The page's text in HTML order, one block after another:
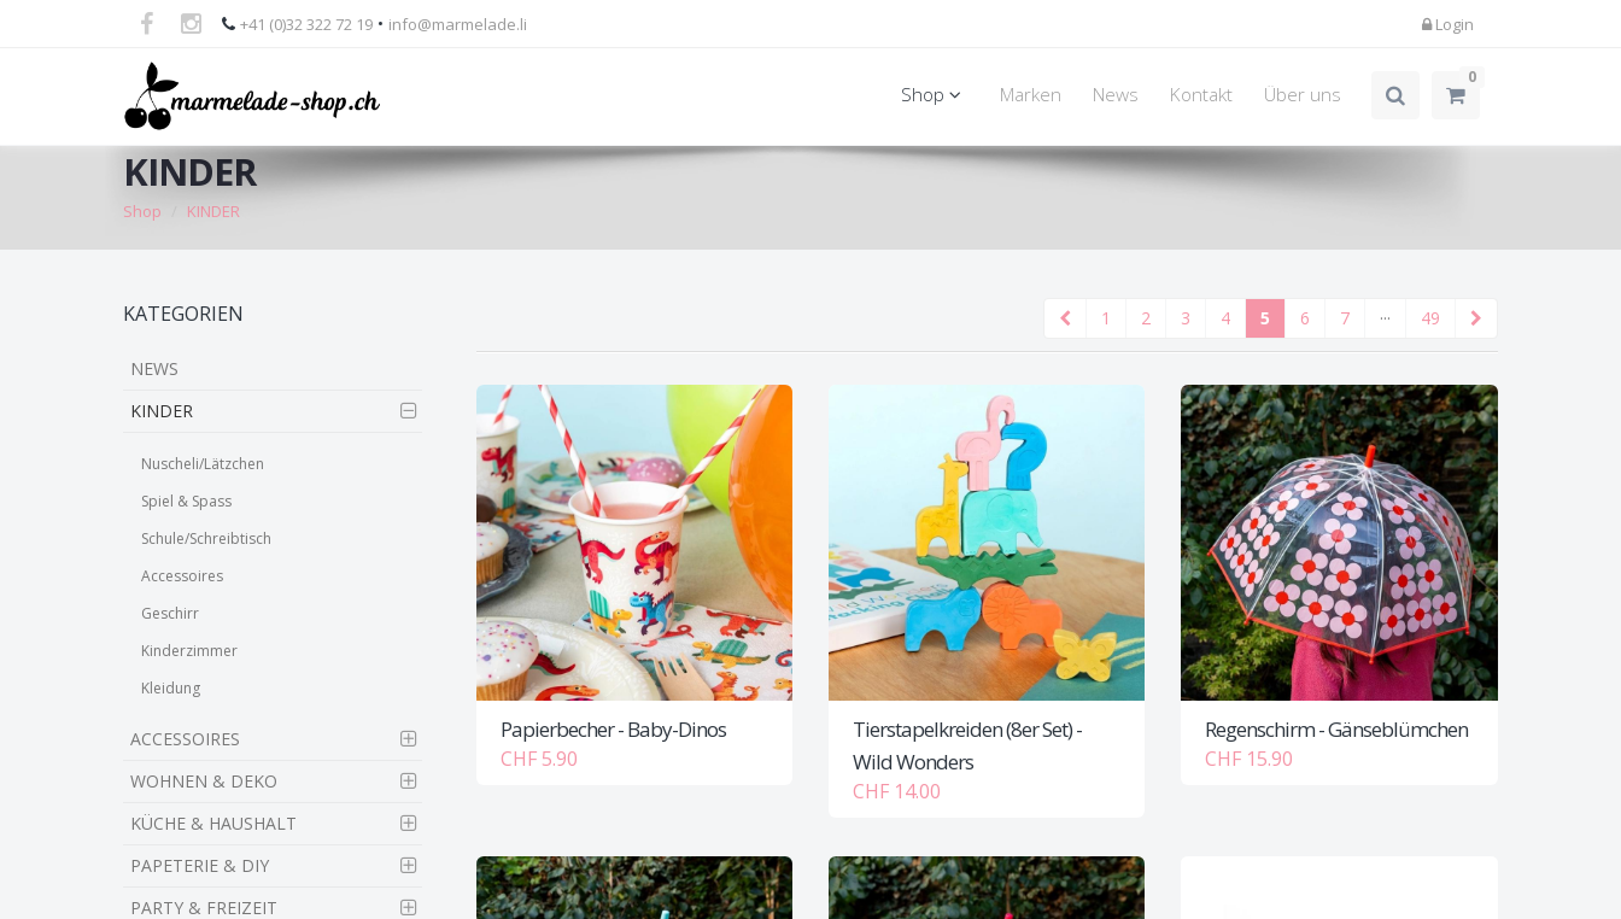
+41 (0)32 322 72 19 • info@marmelade.li Login
Shop Marken News Kontakt Über uns
0
KINDER
Shop KINDER
KATEGORIEN
NEWS
KINDER
Nuscheli/Lätzchen
Spiel & Spass
Schule/Schreibtisch
Accessoires
Geschirr
Kinderzimmer
Kleidung
ACCESSOIRES
WOHNEN & DEKO
KÜCHE & HAUSHALT
PAPETERIE & DIY
PARTY & FREIZEIT
1 2 3 4 5 6 7 ··· 49
Papierbecher - Baby-Dinos
CHF 5.90
Tierstapelkreiden (8er Set) -
Wild Wonders
CHF 14.00
Regenschirm - Gänseblümchen
CHF 15.90